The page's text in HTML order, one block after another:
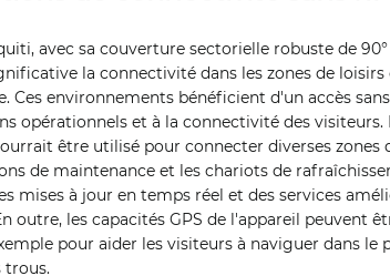
avec sa couverture sectorielle robuste de
la connectivité dans les zones de
Ces environnements bénéficient d'un accès
opérationnels et à la connectivité des
être utilisé pour connecter diverses zones
de maintenance et les chariots de
mises à jour en temps réel et des services
outre, les capacités GPS de l'appareil peuvent
pour aider les visiteurs à naviguer dans le
trous.